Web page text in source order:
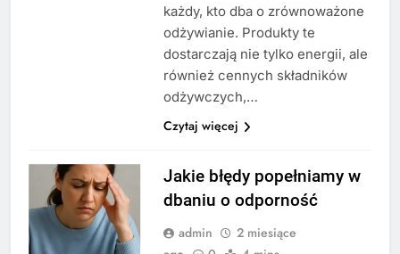
każdy, kto dba o zrównoważone
odżywianie. Produkty te
dostarczają nie tylko energii, ale
również cennych składników
odżywczych,…
Czytaj więcej
Jakie błędy popełniamy w
dbaniu o odporność
admin
2 miesiące